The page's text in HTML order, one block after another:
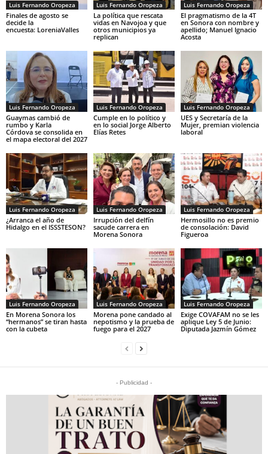
Luis Fernando Oropeza
Finales de agosto se
decide la
encuesta: LoreniaValles
Luis Fernando Oropeza
La política que rescata
vidas en Navojoa y que
otros municipios ya
replican
Luis Fernando Oropeza
El pragmatismo de la 4T
en Sonora con nombre y
apellido; Manuel Ignacio
Acosta
Luis Fernando Oropeza
Guaymas cambió de
rumbo y Karla
Córdova se consolida en
el mapa electoral del 2027
Luis Fernando Oropeza
Cumple en lo político y
en lo social Jorge Alberto
Elías Retes
Luis Fernando Oropeza
UES y Secretaría de la
Mujer, premian violencia
laboral
Luis Fernando Oropeza
¿Arranca el año de
Hidalgo en el ISSSTESON?
Luis Fernando Oropeza
Irrupción del delfín
sacude carrera en
Morena Sonora
Luis Fernando Oropeza
Hermosillo no es premio
de consolación: David
Figueroa
Luis Fernando Oropeza
En Morena Sonora los
“hermanos” se tiran hasta
con la cubeta
Luis Fernando Oropeza
Morena pone candado al
nepotismo y la prueba de
fuego para el 2027
Luis Fernando Oropeza
Exige COVAFAM no se les
aplique Ley 5 de Junio:
Diputada Jazmín Gómez
- Publicidad -